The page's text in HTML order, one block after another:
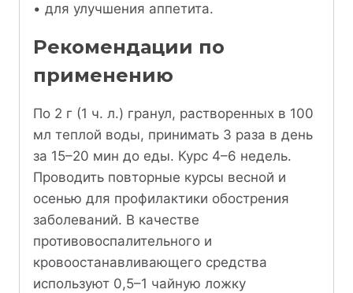
• для улучшения аппетита.
Рекомендации по
применению
По 2 г (1 ч. л.) гранул, растворенных в 100
мл теплой воды, принимать 3 раза в день
за 15–20 мин до еды. Курс 4–6 недель.
Проводить повторные курсы весной и
осенью для профилактики обострения
заболеваний. В качестве
противовоспалительного и
кровоостанавливающего средства
используют 0,5–1 чайную ложку